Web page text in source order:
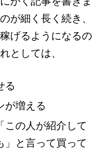
が細く長く続き、
げるようになるの
としては、
る
が増える
この人が紹介して
」と言って買って